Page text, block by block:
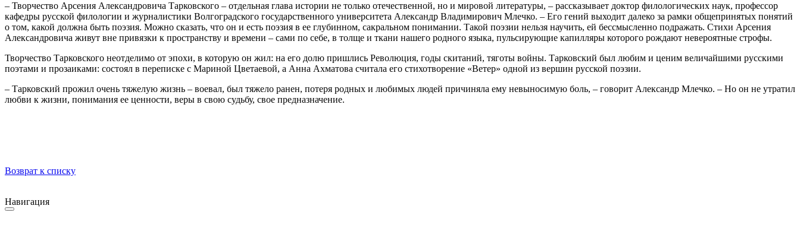
– Творчество Арсения Александровича Тарковского – отдельная глава истории не только отечественной, но и мировой литературы, – рассказывает доктор филологических наук, профессор
кафедры русской филологии и журналистики Волгоградского государственного университета Александр Владимирович Млечко. – Его гений выходит далеко за рамки общепринятых понятий
о том, какой должна быть поэзия. Можно сказать, что он и есть поэзия в ее глубинном, сакральном понимании. Такой поэзии нельзя научить, ей бессмысленно подражать. Стихи Арсения
Александровича живут вне привязки к пространству и времени – сами по себе, в толще и ткани нашего родного языка, пульсирующие капилляры которого рождают невероятные строфы.
Творчество Тарковского неотделимо от эпохи, в которую он жил: на его долю пришлись Революция, годы скитаний, тяготы войны. Тарковский был любим и ценим величайшими русскими
поэтами и прозаиками: состоял в переписке с Мариной Цветаевой, а Анна Ахматова считала его стихотворение «Ветер» одной из вершин русской поэзии.
– Тарковский прожил очень тяжелую жизнь – воевал, был тяжело ранен, потеря родных и любимых людей причиняла ему невыносимую боль, – говорит Александр Млечко. – Но он не утратил
любви к жизни, понимания ее ценности, веры в свою судьбу, свое предназначение.
Возврат к списку
Навигация